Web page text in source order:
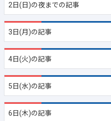
2日(日)の夜までの記事
3日(月)の記事
4日(火)の記事
5日(水)の記事
6日(木)の記事